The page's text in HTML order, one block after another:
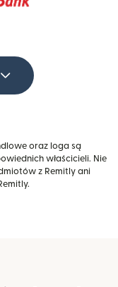
oraz loga są
właścicieli. Nie
z Remitly ani